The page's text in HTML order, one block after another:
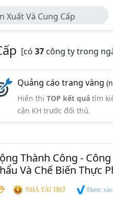
Xuất Và Cung Cấp
[có 37 công ty trong
Quảng cáo trang vàng
Hiển thịTOP kết quả tìm
cận KH trước đối thủ.
Thành Công -
Và Chế Biến Thực
NHÀ TÀI TRỢ Được